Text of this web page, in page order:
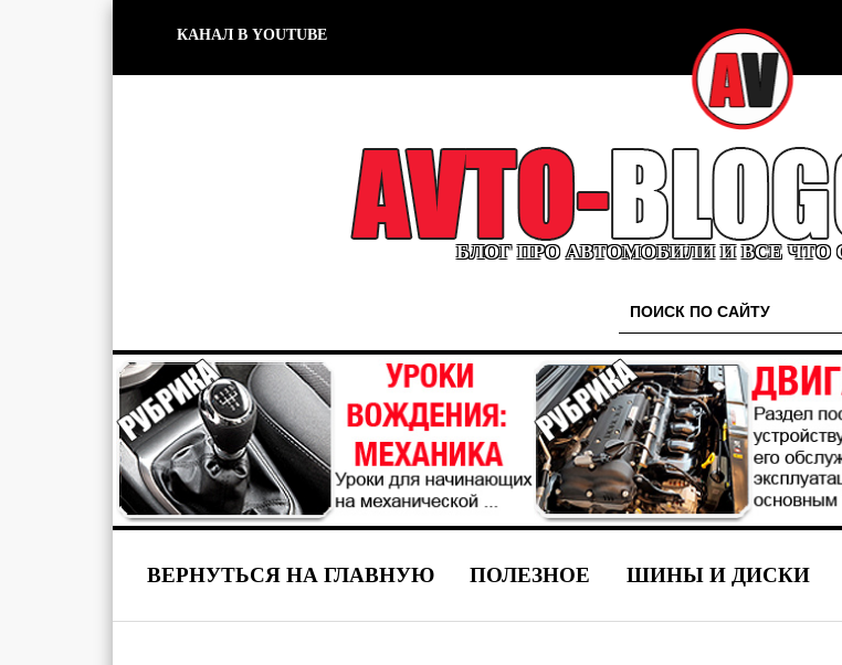
КАНАЛ В YOUTUBE
БЛОГ ПРО АВТОМОБИЛИ И ВСЕ ЧТО
ВЕРНУТЬСЯ НА ГЛАВНУЮ ПОЛЕЗНОЕ ШИНЫ И ДИСКИ